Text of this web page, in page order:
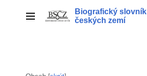
Hlavní menu
Biografický slovník
českých zemí